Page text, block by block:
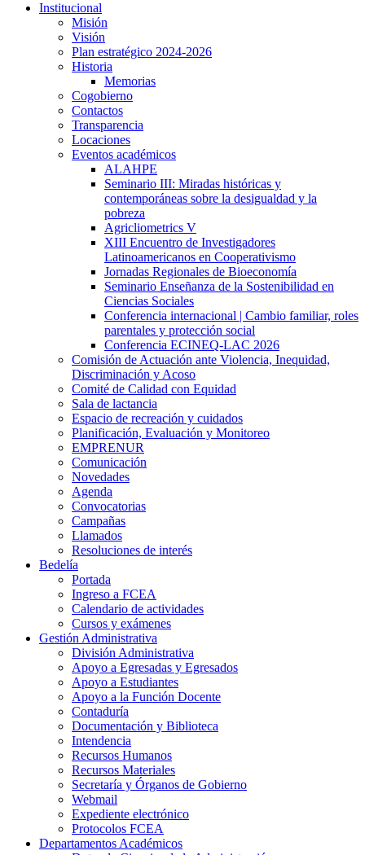
Institucional
Misión
Visión
Plan estratégico 2024-2026
Historia
Memorias
Cogobierno
Contactos
Transparencia
Locaciones
Eventos académicos
ALAHPE
Seminario III: Miradas históricas y
contemporáneas sobre la desigualdad y la
pobreza
Agricliometrics V
XIII Encuentro de Investigadores
Latinoamericanos en Cooperativismo
Jornadas Regionales de Bioeconomía
Seminario Enseñanza de la Sostenibilidad en
Ciencias Sociales
Conferencia internacional | Cambio familiar, roles
parentales y protección social
Conferencia ECINEQ-LAC 2026
Comisión de Actuación ante Violencia, Inequidad,
Discriminación y Acoso
Comité de Calidad con Equidad
Sala de lactancia
Espacio de recreación y cuidados
Planificación, Evaluación y Monitoreo
EMPRENUR
Comunicación
Novedades
Agenda
Convocatorias
Campañas
Llamados
Resoluciones de interés
Bedelía
Portada
Ingreso a FCEA
Calendario de actividades
Cursos y exámenes
Gestión Administrativa
División Administrativa
Apoyo a Egresadas y Egresados
Apoyo a Estudiantes
Apoyo a la Función Docente
Contaduría
Documentación y Biblioteca
Intendencia
Recursos Humanos
Recursos Materiales
Secretaría y Órganos de Gobierno
Webmail
Expediente electrónico
Protocolos FCEA
Departamentos Académicos